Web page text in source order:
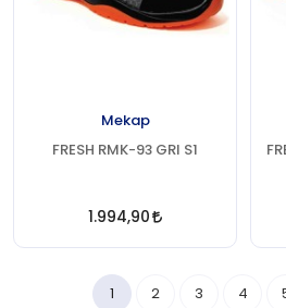
Mekap
FRESH RMK-93 GRI S1
1.994,90
1 2 3 4